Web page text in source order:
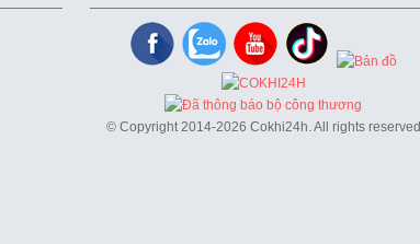
© Copyright 2014-2026 Cokhi24h. All rights reserved